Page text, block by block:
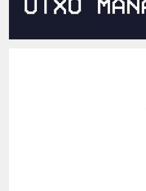
09304891085
شروع گفتگو